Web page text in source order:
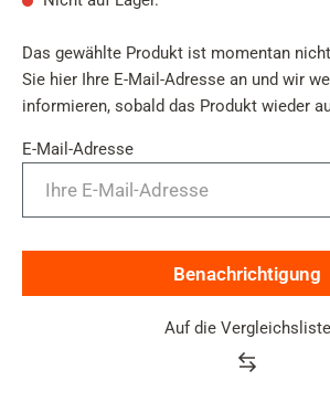
Das gewählte Produkt ist momentan
Sie hier Ihre E-Mail-Adresse an und wir
informieren, sobald das Produkt wieder
E-Mail-Adresse
Benachrichtigung
Auf die Vergleichsliste